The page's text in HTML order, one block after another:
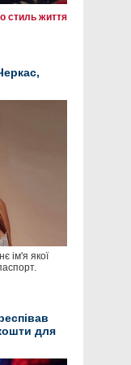
стиль життя
ім'я якої
для